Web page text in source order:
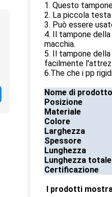
1. Questo
2. La piccola
3. Può essere
4. Il tampone
macchia.
5. Il tampone
facilmente
6.The che i pp
Nome di prodotto
Posizione
Materiale
Colore
Larghezza
Spessore
Lunghezza
Lunghezza totale
Certificazione
I prodotti